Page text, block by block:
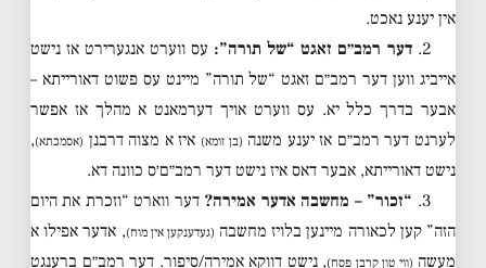
אין יענע נאכט.
2. דער רמב״ם זאגט “של תורה”: עס ווערט אנגערירט אז נישט
אייביג ווען דער רמב״ם זאגט “של תורה” מיינט עס פשוט דאורייתא –
אבער בדרך כלל יא. עס ווערט אויך דערמאנט א מהלך אז אפשר
לערנט דער רמב״ם אז יענע משנה (בן זומא) איז א מצוה דרבנן (אסמכתא),
נישט דאורייתא, אבער דאס איז נישט דער רמב״ם׳ס כוונה דא.
3. “זכור” – מחשבה אדער אמירה? דער ווארט “וזכרת את היום
הזה” קען לכאורה מיינען בלויז מחשבה (געדענקען אין מוח), אדער אפילו א
מעשה (ווי טון קרבן פסח), נישט דווקא אמירה/סיפור. דער רמב״ם ברענגט